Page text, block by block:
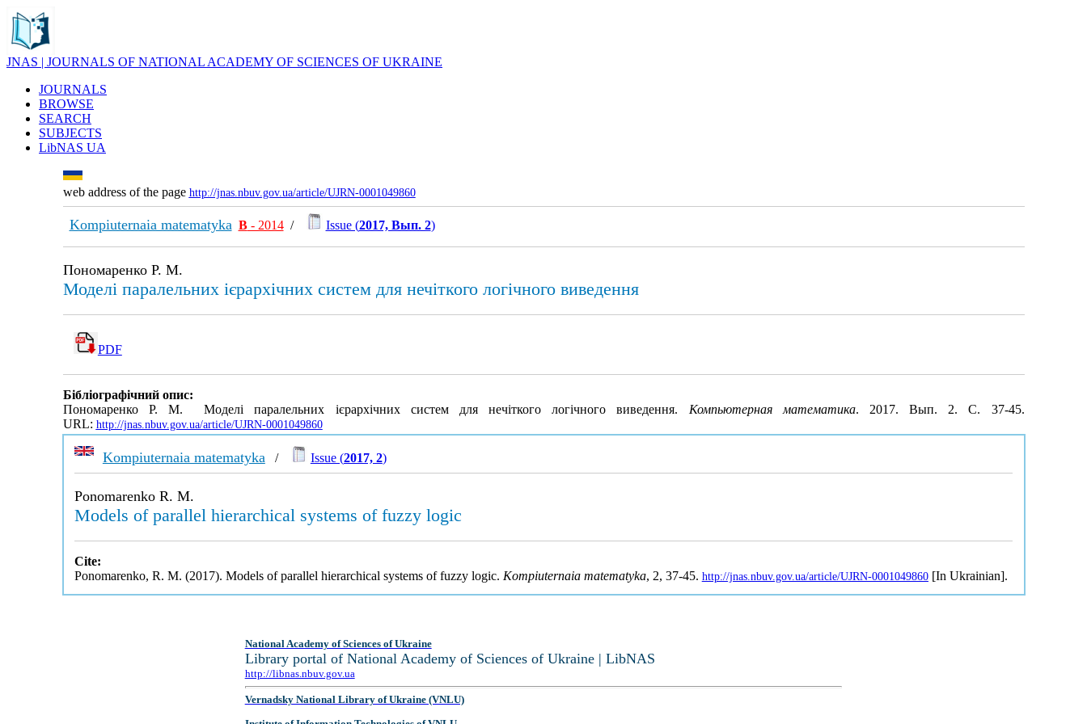
JNAS | JOURNALS OF NATIONAL ACADEMY OF SCIENCES OF UKRAINE
JOURNALS
BROWSE
SEARCH
SUBJECTS
LibNAS UA
web address of the page http://jnas.nbuv.gov.ua/article/UJRN-0001049860
Kompiuternaia matematyka В- 2014/ Issue (2017, Вып. 2)
Пономаренко Р. М.
Моделі паралельних ієрархічних систем для нечіткого логічного виведення
PDF
Бібліографічний опис:
Пономаренко Р. М. Моделі паралельних ієрархічних систем для нечіткого логічного виведення. Компьютерная математика. 2017. Вып. 2. С. 37-45.
URL: http://jnas.nbuv.gov.ua/article/UJRN-0001049860
Kompiuternaia matematyka / Issue (2017, 2)
Ponomarenko R. M.
Models of parallel hierarchical systems of fuzzy logic
Cite:
Ponomarenko, R. M. (2017). Models of parallel hierarchical systems of fuzzy logic. Kompiuternaia matematyka, 2, 37-45. http://jnas.nbuv.gov.ua/article/UJRN-0001049860[In Ukrainian].
National Academy of Sciences of Ukraine
Library portal of National Academy of Sciences of Ukraine | LibNAS
http://libnas.nbuv.gov.ua
Vernadsky National Library of Ukraine (VNLU)